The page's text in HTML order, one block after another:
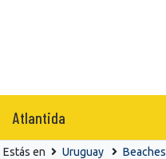
Atlantida
Estás en Uruguay